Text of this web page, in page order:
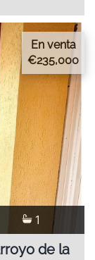
En venta
€235,000
1
de la